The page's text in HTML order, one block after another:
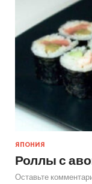
ЯПОНИЯ
Роллы с
Оставьте